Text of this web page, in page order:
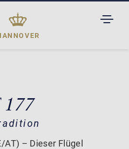
177
AT) – Dieser Flügel